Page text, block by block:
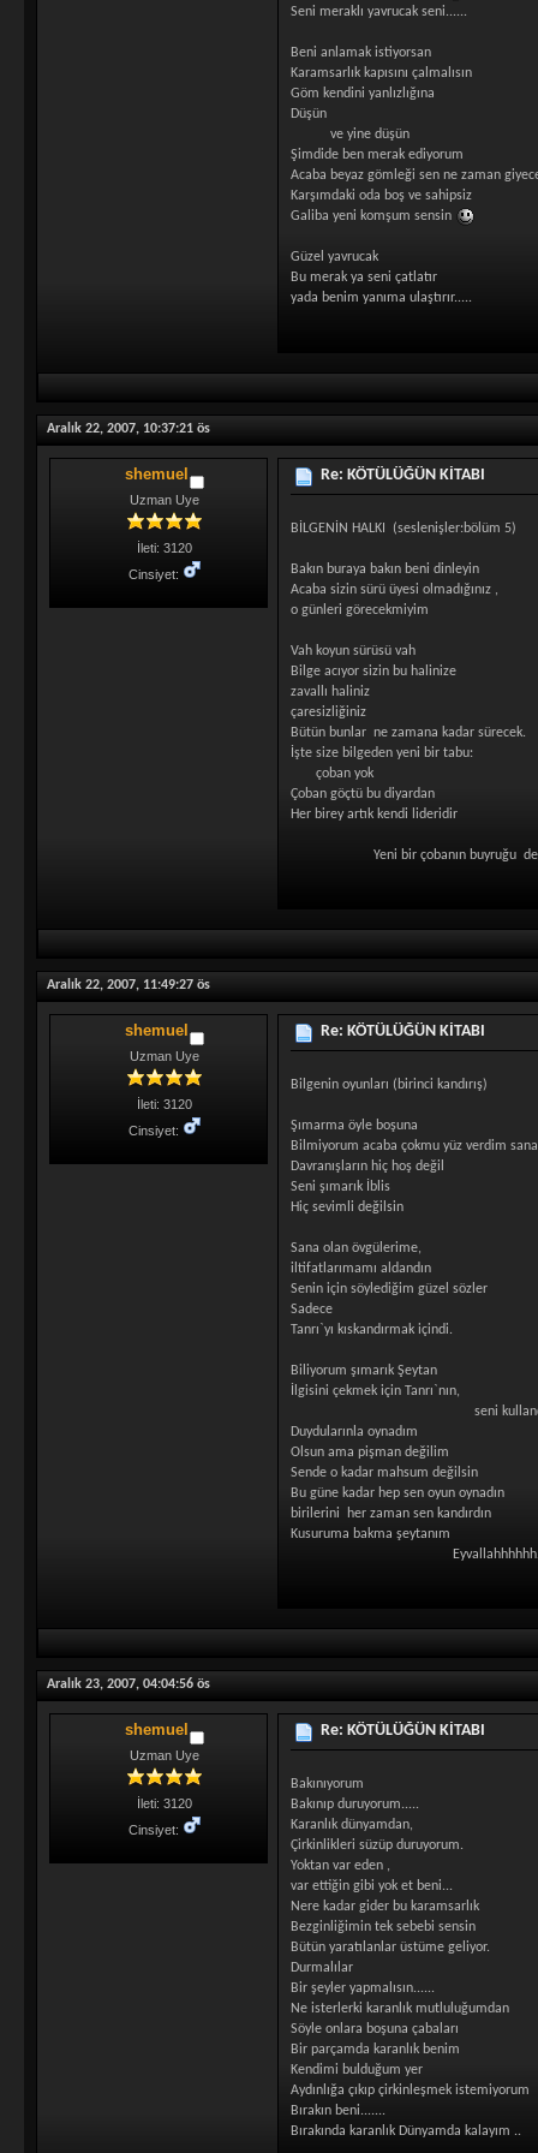
Seni meraklı yavrucak seni......
Beni anlamak istiyorsan
Karamsarlık kapısını çalmalısın
Göm kendini yanlızlığına
Düşün
ve yine düşün
Şimdide ben merak ediyorum
Acaba beyaz gömleği sen ne zaman
Karşımdaki oda boş ve sahipsiz
Galiba yeni komşum sensin
Güzel yavrucak
Bu merak ya seni çatlatır
yada benim yanıma ulaştırır.....
Aralık 22, 2007, 10:37:21 ös
shemuel
Uzman Uye
İleti: 3120
Cinsiyet:
Re: KÖTÜLÜĞÜN KİTABI
BİLGENİN HALKI (seslenişler:bölüm 5)
Bakın buraya bakın beni dinleyin
Acaba sizin sürü üyesi olmadığınız ,
o günleri görecekmiyim
Vah koyun sürüsü vah
Bilge acıyor sizin bu halinize
zavallı haliniz
çaresizliğiniz
Bütün bunlar ne zamana kadar sürecek.
İşte size bilgeden yeni bir tabu:
çoban yok
Çoban göçtü bu diyardan
Her birey artık kendi lideridir
Yeni bir çobanın buyruğu değil
Aralık 22, 2007, 11:49:27 ös
shemuel
Uzman Uye
İleti: 3120
Cinsiyet:
Re: KÖTÜLÜĞÜN KİTABI
Bilgenin oyunları (birinci kandırış)
Şımarma öyle boşuna
Bilmiyorum acaba çokmu yüz verdim sana
Davranışların hiç hoş değil
Seni şımarık İblis
Hiç sevimli değilsin
Sana olan övgülerime,
iltifatlarımamı aldandın
Senin için söylediğim güzel sözler
Sadece
Tanrı`yı kıskandırmak içindi.
Biliyorum şımarık Şeytan
İlgisini çekmek için Tanrı`nın,
seni
Duydularınla oynadım
Olsun ama pişman değilim
Sende o kadar mahsum değilsin
Bu güne kadar hep sen oyun oynadın
birilerini her zaman sen kandırdın
Kusuruma bakma şeytanım
Aralık 23, 2007, 04:04:56 ös
shemuel
Uzman Uye
İleti: 3120
Cinsiyet:
Re: KÖTÜLÜĞÜN KİTABI
Bakınıyorum
Bakınıp duruyorum.....
Karanlık dünyamdan,
Çirkinlikleri süzüp duruyorum.
Yoktan var eden ,
var ettiğin gibi yok et beni...
Nere kadar gider bu karamsarlık
Bezginliğimin tek sebebi sensin
Bütün yaratılanlar üstüme geliyor.
Durmalılar
Bir şeyler yapmalısın......
Ne isterlerki karanlık mutluluğumdan
Söyle onlara boşuna çabaları
Bir parçamda karanlık benim
Kendimi bulduğum yer
Aydınlığa çıkıp çirkinleşmek istemiyorum
Bırakın beni.......
Bırakında karanlık Dünyamda kalayım ..